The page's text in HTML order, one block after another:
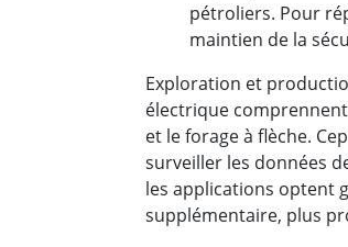
pétroliers. Pour
maintien de la
Exploration et
électrique
et le forage à flèche.
surveiller les données
les applications optent
supplémentaire, plus